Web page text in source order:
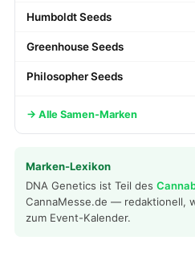
Humboldt Seeds
Greenhouse Seeds
Philosopher Seeds
→ Alle Samen-Marken
Marken-Lexikon
DNA Genetics ist Teil des
CannaMesse.de — redaktionell,
zum Event-Kalender.